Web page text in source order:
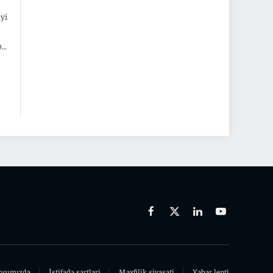
Facebook
X
LinkedinYoutube